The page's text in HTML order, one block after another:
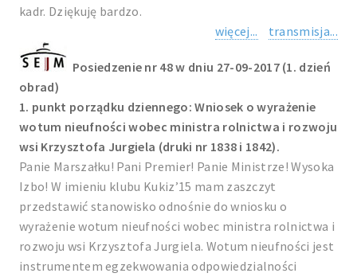
kadr. Dziękuję bardzo.
więcej...
transmisja...
Posiedzenie nr 48 w dniu 27-09-2017 (1. dzień
obrad)
1. punkt porządku dziennego: Wniosek o wyrażenie
wotum nieufności wobec ministra rolnictwa i rozwoju
wsi Krzysztofa Jurgiela (druki nr 1838 i 1842).
Panie Marszałku! Pani Premier! Panie Ministrze! Wysoka
Izbo! W imieniu klubu Kukiz’15 mam zaszczyt
przedstawić stanowisko odnośnie do wniosku o
wyrażenie wotum nieufności wobec ministra rolnictwa i
rozwoju wsi Krzysztofa Jurgiela. Wotum nieufności jest
instrumentem egzekwowania odpowiedzialności